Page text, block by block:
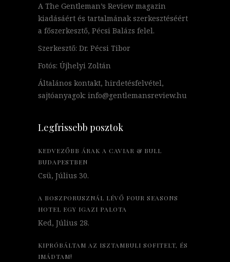
A The Gentleman’s Review magazin
kiadásáért és tartalmának szerkesztéséért
a főszerkesztő, Pécsi Balázs felel.
Szerkesztő: Dr. Pécsi Tibor
Fotós: Újhelyi Zoltán
Általános kontakt, hirdetésfelvétel,
sajtóanyagok: info@gentlemansreview.hu
Legfrissebb posztok
KEDVEZŐBB ÁRAK A CAVIAR & BULL
BUDAPESTBEN
Csü, Július 30.
A BOSZPORUSZNÁL LÉVŐ FOUR SEASONS
HOTEL EGY IGAZI PALOTA
Ked, Július 28.
KIPRÓBÁLTAM AZ ISZTAMBULI SOFITELT, ÉS
IMÁDTAM!